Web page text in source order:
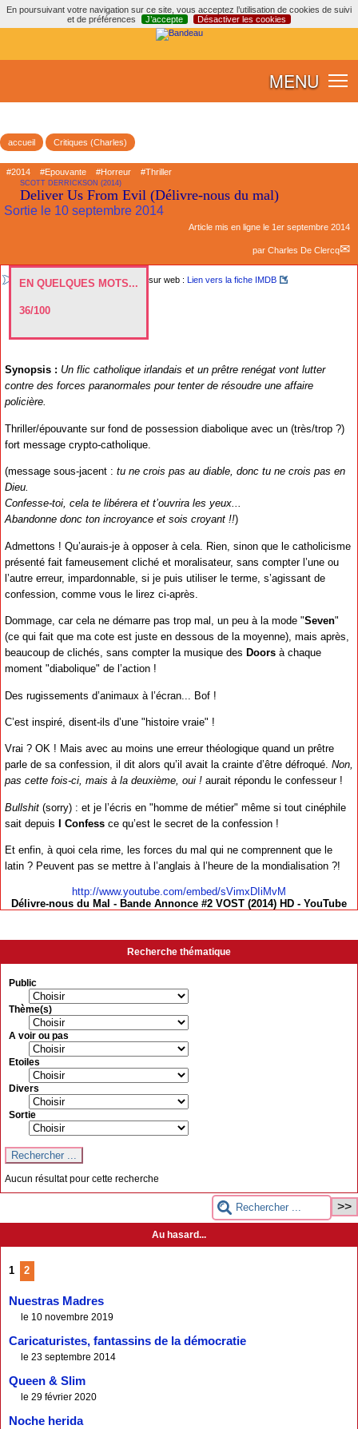
En poursuivant votre navigation sur ce site, vous acceptez l’utilisation de cookies de suivi
et de préférences
J’accepte Désactiver les cookies
MENU
accueil Critiques (Charles)
#2014 #Epouvante #Horreur #Thriller
SCOTT DERRICKSON (2014)
Deliver Us From Evil (Délivre-nous du mal)
Sortie le 10 septembre 2014
Article mis en ligne le 1er septembre 2014
par Charles De Clercq
EN QUELQUES MOTS...
36/100
sur web : Lien vers la fiche IMDB
Synopsis : Un flic catholique irlandais et un prêtre renégat vont lutter
contre des forces paranormales pour tenter de résoudre une affaire
policière.
Thriller/épouvante sur fond de possession diabolique avec un (très/trop ?)
fort message crypto-catholique.
(message sous-jacent : tu ne crois pas au diable, donc tu ne crois pas en
Dieu.
Confesse-toi, cela te libérera et t’ouvrira les yeux...
Abandonne donc ton incroyance et sois croyant !!)
Admettons ! Qu’aurais-je à opposer à cela. Rien, sinon que le catholicisme
présenté fait fameusement cliché et moralisateur, sans compter l’une ou
l’autre erreur, impardonnable, si je puis utiliser le terme, s’agissant de
confession, comme vous le lirez ci-après.
Dommage, car cela ne démarre pas trop mal, un peu à la mode "Seven"
(ce qui fait que ma cote est juste en dessous de la moyenne), mais après,
beaucoup de clichés, sans compter la musique des Doors à chaque
moment "diabolique" de l’action !
Des rugissements d’animaux à l’écran... Bof !
C’est inspiré, disent-ils d’une "histoire vraie" !
Vrai ? OK ! Mais avec au moins une erreur théologique quand un prêtre
parle de sa confession, il dit alors qu’il avait la crainte d’être défroqué. Non,
pas cette fois-ci, mais à la deuxième, oui ! aurait répondu le confesseur !
Bullshit (sorry) : et je l’écris en "homme de métier" même si tout cinéphile
sait depuis
I Confess ce qu’est le secret de la confession !
Et enfin, à quoi cela rime, les forces du mal qui ne comprennent que le
latin ? Peuvent pas se mettre à l’anglais à l’heure de la mondialisation ?!
http://www.youtube.com/embed/sVimxDIiMvM
Délivre-nous du Mal - Bande Annonce #2 VOST (2014) HD - YouTube
Recherche thématique
Public
Thème(s)
A voir ou pas
Etoiles
Divers
Sortie
Aucun résultat pour cette recherche
Au hasard...
1 2
Nuestras Madres
le 10 novembre 2019
Caricaturistes, fantassins de la démocratie
le 23 septembre 2014
Queen & Slim
le 29 février 2020
Noche herida